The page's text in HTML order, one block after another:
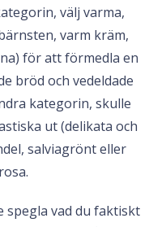
välj varma,
varm kräm,
för att förmedla en
bröd och vedeldade
kategorin, skulle
ut (delikata och
salviagrönt eller
spegla vad du faktiskt